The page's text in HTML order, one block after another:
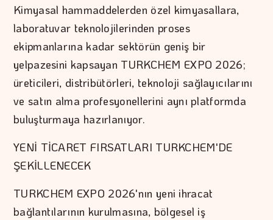
Kimyasal hammaddelerden özel kimyasallara,
laboratuvar teknolojilerinden proses
ekipmanlarına kadar sektörün geniş bir
yelpazesini kapsayan TURKCHEM EXPO 2026;
üreticileri, distribütörleri, teknoloji sağlayıcılarını
ve satın alma profesyonellerini aynı platformda
buluşturmaya hazırlanıyor.
YENİ TİCARET FIRSATLARI TURKCHEM'DE
ŞEKİLLENECEK
TURKCHEM EXPO 2026'nın yeni ihracat
bağlantılarının kurulmasına, bölgesel iş